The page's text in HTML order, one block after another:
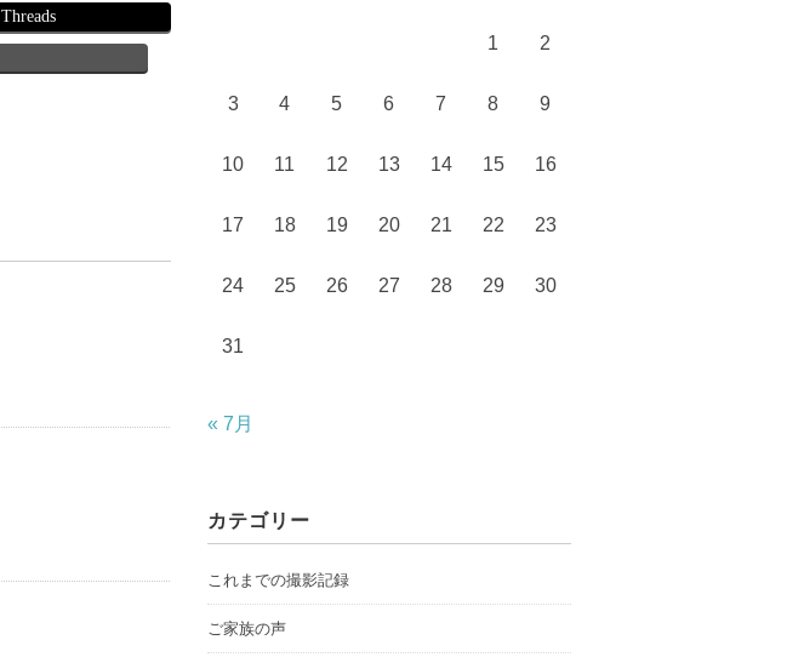
Threads
1 2
3 4 5 6 7 8 9
10 11 12 13 14 15 16
17 18 19 20 21 22 23
24 25 26 27 28 29 30
31
« 7月
カテゴリー
これまでの撮影記録
ご家族の声